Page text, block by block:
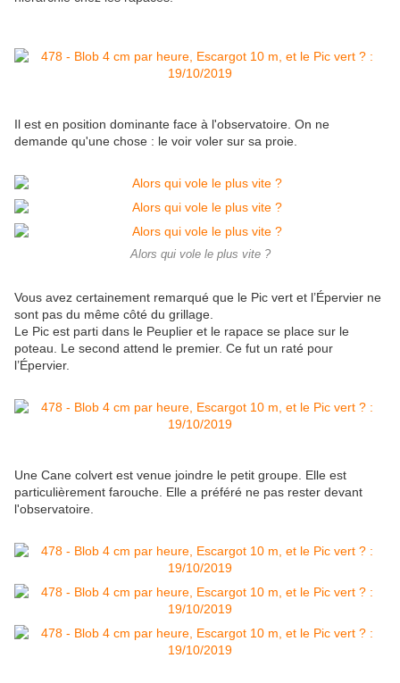
Il est en position dominante face à l'observatoire. On ne
demande qu'une chose : le voir voler sur sa proie.
Alors qui vole le plus vite ?
Vous avez certainement remarqué que le Pic vert et l’Épervier ne
sont pas du même côté du grillage.
Le Pic est parti dans le Peuplier et le rapace se place sur le
poteau. Le second attend le premier. Ce fut un raté pour
l’Épervier.
Une Cane colvert est venue joindre le petit groupe. Elle est
particulièrement farouche. Elle a préféré ne pas rester devant
l'observatoire.